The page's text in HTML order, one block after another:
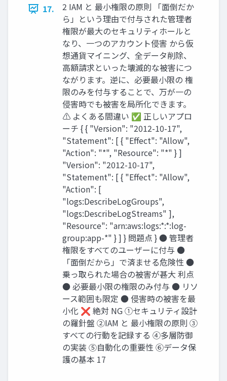
17.
2 IAM と 最小権限の原則 「面倒だか
ら」という理由で付与された管理者
権限が最大のセキュリティホールと
なり、一つのアカウント侵害 から仮
想通貨マイニング、全データ削除、
高額請求といった壊滅的な被害につ
ながります。逆に、必要最小限の 権
限のみを付与することで、万が一の
侵害時でも被害を局所化できます。
⚠️ よくある間違い ✅ 正しいアプロ
ーチ { { "Version": "2012-10-17",
"Statement": [ { "Effect": "Allow",
"Action": "*", "Resource": "*" } ]
"Version": "2012-10-17",
"Statement": [ { "Effect": "Allow",
"Action": [
"logs:DescribeLogGroups",
"logs:DescribeLogStreams" ],
"Resource": "arn:aws:logs:*:*:log-
group:app-*" } ] } 問題点 } ● 管理者
権限をすべてのユーザーに付与 ●
「面倒だから」で済ませる危険性 ●
乗っ取られた場合の被害が甚大 利点
● 必要最小限の権限のみ付与 ● リソ
ース範囲も限定 ● 侵害時の被害を最
小化 ❌ 絶対 NG ①セキュリティ設計
の羅針盤 ②IAM と 最小権限の原則 ③
すべての行動を記録する ④多層防御
の実装 ⑤自動化の重要性 ⑥データ保
護の基本 17